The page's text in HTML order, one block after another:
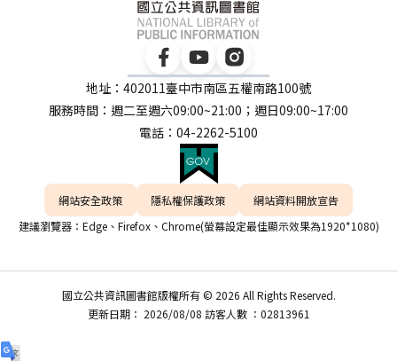
地址：402011臺中市南區五權南路100號
服務時間：週二至週六09:00~21:00；週日09:00~17:00
電話：04-2262-5100
網站安全政策 隱私權保護政策
網站資料開放宣告
建議瀏覽器：Edge、Firefox、Chrome(螢幕設定最佳顯示效果為1920*1080)
國立公共資訊圖書館版權所有 © 2026 All Rights Reserved.
更新日期： 2026/08/08 訪客人數 ：02813961